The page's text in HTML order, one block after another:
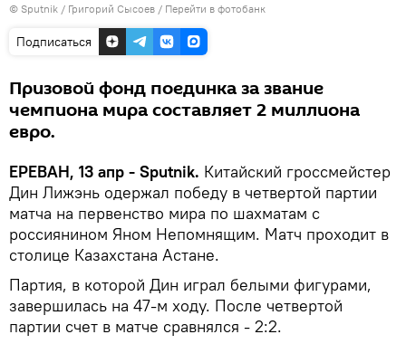
© Sputnik / Григорий Сысоев / Перейти в фотобанк
Подписаться
Призовой фонд поединка за звание
чемпиона мира составляет 2 миллиона
евро.
ЕРЕВАН, 13 апр - Sputnik. Китайский гроссмейстер
Дин Лижэнь одержал победу в четвертой партии
матча на первенство мира по шахматам с
россиянином Яном Непомнящим. Матч проходит в
столице Казахстана Астане.
Партия, в которой Дин играл белыми фигурами,
завершилась на 47-м ходу. После четвертой
партии счет в матче сравнялся - 2:2.